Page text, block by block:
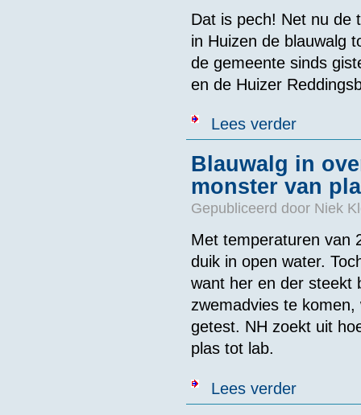
Dat is pech! Net nu de
in Huizen de blauwalg
de gemeente sinds
en de Huizer
Lees verderover
Blauwalg in
monster van
Gepubliceerd door Niek
Met temperaturen van
duik in open water.
want her en der steekt
zwemadvies te
getest. NH zoekt uit
plas tot lab.
Lees verderover